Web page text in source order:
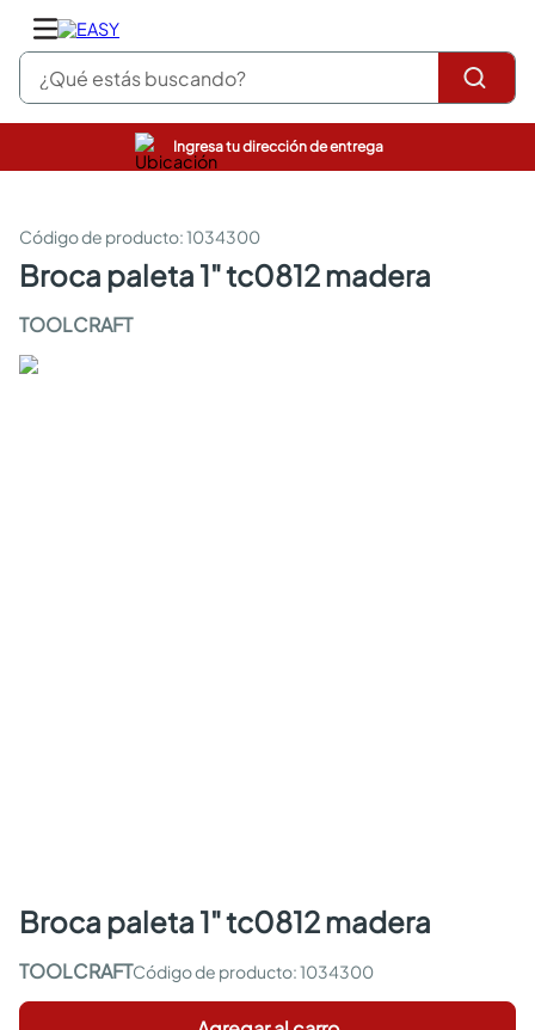
¿Qué estás buscando?
Ingresa tu dirección de entrega
:1034300
broca paleta 1" tc0812 madera
TOOLCRAFT
broca paleta 1" tc0812 madera
TOOLCRAFT :1034300
pinturas
sanitarios
comedor
pisos
comedores